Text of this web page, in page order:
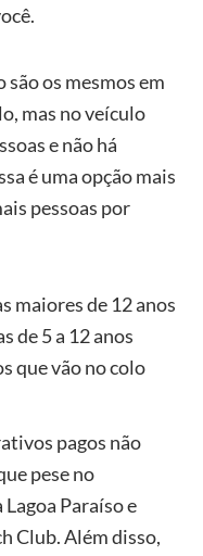
os mesmos em
mas no veículo
e não há
é uma opção mais
pessoas por
maiores de 12 anos
de 5 a 12 anos
que vão no colo
pagos não
pese no
Paraíso e
Club. Além disso,